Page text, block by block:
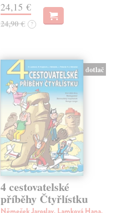
24,15 €
24,90 € ?
dotlač
4 cestovatelské
příběhy Čtyřlístku